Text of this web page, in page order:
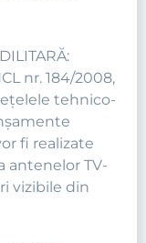
nr. 184/2008,
tehnico-
fi realizate
antenelor TV-
vizibile din